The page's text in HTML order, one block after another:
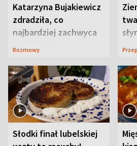
Katarzyna Bujakiewicz
zdradziła, co
najbardziej zachwyca
ją w Lublinie
Rozmowy
Słodki finał lubelskiej